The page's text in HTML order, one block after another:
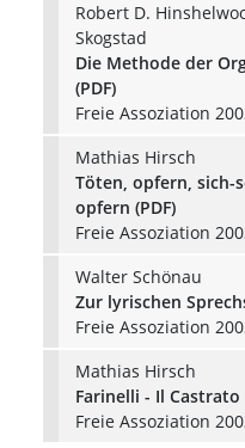
Robert D.
Skogstad
Die Methode der
(PDF)
Freie Assoziation
Mathias Hirsch
Töten, opfern, sich-
opfern (PDF)
Freie Assoziation
Walter Schönau
Zur lyrischen
Freie Assoziation
Mathias Hirsch
Farinelli - Il Castrato
Freie Assoziation